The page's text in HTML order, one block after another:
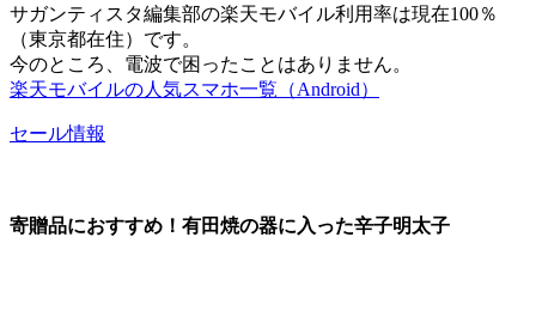
サガンティスタ編集部の楽天モバイル利用率は現在100％
（東京都在住）です。
今のところ、電波で困ったことはありません。
楽天モバイルの人気スマホ一覧（Android）
セール情報
寄贈品におすすめ！有田焼の器に入った辛子明太子